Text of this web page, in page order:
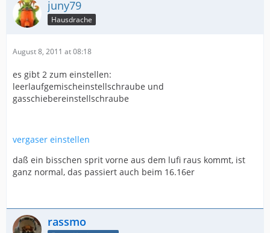
juny79
Hausdrache
August 8, 2011 at 08:18
es gibt 2 zum einstellen:
leerlaufgemischeinstellschraube und
gasschiebereinstellschraube
vergaser einstellen
daß ein bisschen sprit vorne aus dem lufi raus kommt, ist
ganz normal, das passiert auch beim 16.16er
rassmo